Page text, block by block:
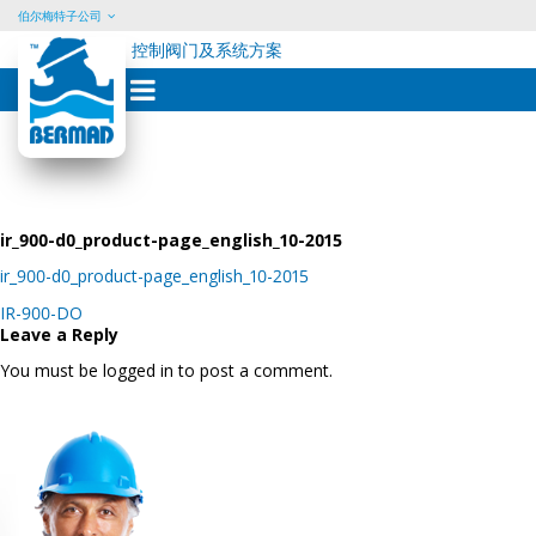
Skip
content
伯尔梅特子公司
控制阀门及系统方案
ir_900-d0_product-page_english_10-2015
ir_900-d0_product-page_english_10-2015
Post
navigation
IR-900-DO
Leave a Reply
You must be logged in to post a comment.